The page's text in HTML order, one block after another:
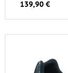
139,90 €